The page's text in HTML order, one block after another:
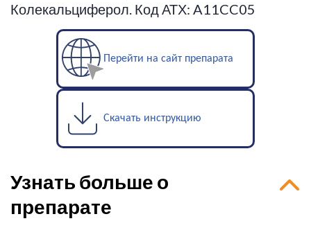
Колекальциферол. Код АТХ: A11CC05
Перейти на сайт препарата
Скачать инструкцию
Узнать больше о
препарате